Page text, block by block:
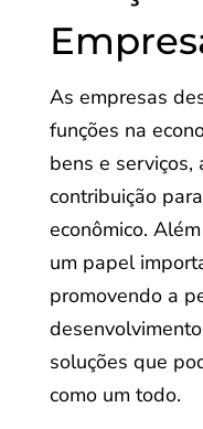
As empresas
funções na
bens e serviços,
contribuição
econômico.
um papel
promovendo a
soluções que
como um todo.